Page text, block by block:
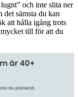
och inte slita ner
det sämsta du kan
att hålla igång trots
till för att du